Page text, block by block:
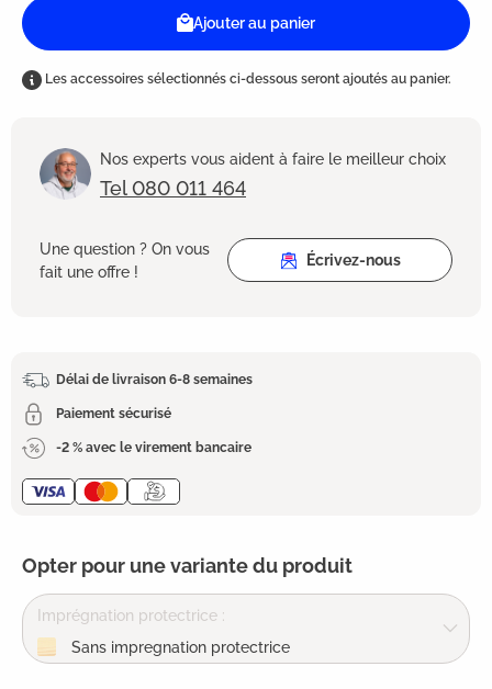
Ajouter au panier
Les accessoires sélectionnés ci-dessous seront ajoutés au panier.
Nos experts vous aident à faire le meilleur choix
Tel 080 011 464
Une question ? On vous
fait une offre !
Écrivez-nous
Délai de livraison 6-8 semaines
Paiement sécurisé
-2 % avec le virement bancaire
Opter pour une variante du produit
Imprégnation protectrice :
Sans impregnation protectrice